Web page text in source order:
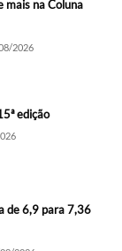
mais na Coluna
2026
edição
de 6,9 para 7,36